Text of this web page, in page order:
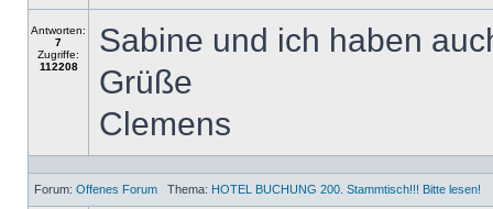
Antworten:
7
Zugriffe:
112208
Sabine und ich haben
Grüße
Clemens
Forum: Offenes Forum Thema: HOTEL BUCHUNG 200. Stammtisch!!! Bitte lesen!